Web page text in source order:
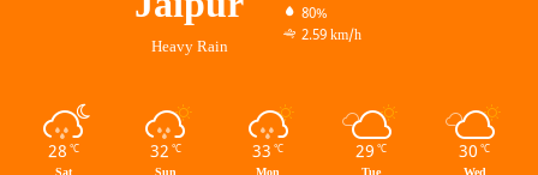
Heavy Rain
80%
2.59 km/h
28 ℃ 32 ℃ 33 ℃ 29 ℃ 30 ℃